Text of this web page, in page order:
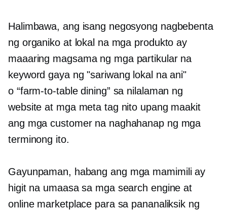
Halimbawa, ang isang negosyong nagbebenta
ng organiko at lokal na mga produkto ay
maaaring magsama ng mga partikular na
keyword gaya ng "sariwang lokal na ani"
o “farm-to-tabledining” sa nilalaman ng
website at mga meta tag nito upang maakit
ang mga customer na naghahanap ng mga
terminong ito.
Gayunpaman, habang ang mga mamimili ay
higit na umaasa sa mga search engine at
online marketplace para sa pananaliksik ng